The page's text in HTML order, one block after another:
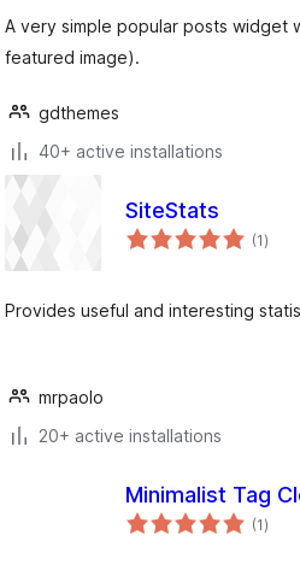
A very simple popular posts widget
featured image).
gdthemes
40+ active installations
SiteStats
(1total
)
Provides useful and interesting
mrpaolo
20+ active installations
Minimalist Tag
(1total
)